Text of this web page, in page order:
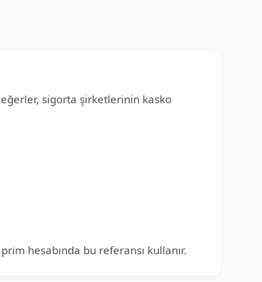
sigorta şirketlerinin kasko
hesabında bu referansı kullanır.